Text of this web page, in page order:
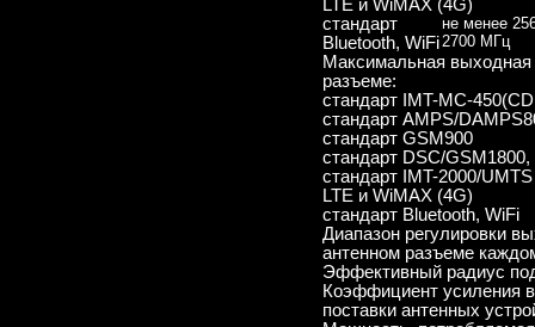
LTE и WiMAX (4G)
не менее
2700 МГц
стандарт
Bluetooth, WiFi
Максимальная
разъеме:
стандарт IMT-MC-
стандарт AMPS/
стандарт GSM900
стандарт DSC/
стандарт IMT-2000/
LTE и WiMAX (4G)
стандарт Bluetooth, WiFi
Диапазон регулировки
антенном разъеме
Эффективный радиус
Коэффициент усиления
поставки антенных